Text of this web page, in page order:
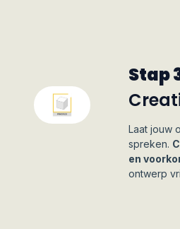
Stap
Laat jouw
spreken.
en
ontwerp